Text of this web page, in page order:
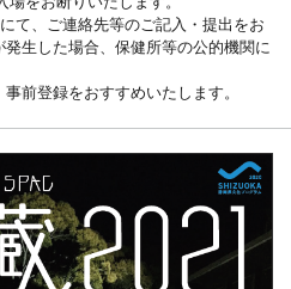
て、ご連絡先等のご記入・提出をお
生した場合、保健所等の公的機関に
前登録をおすすめいたします。